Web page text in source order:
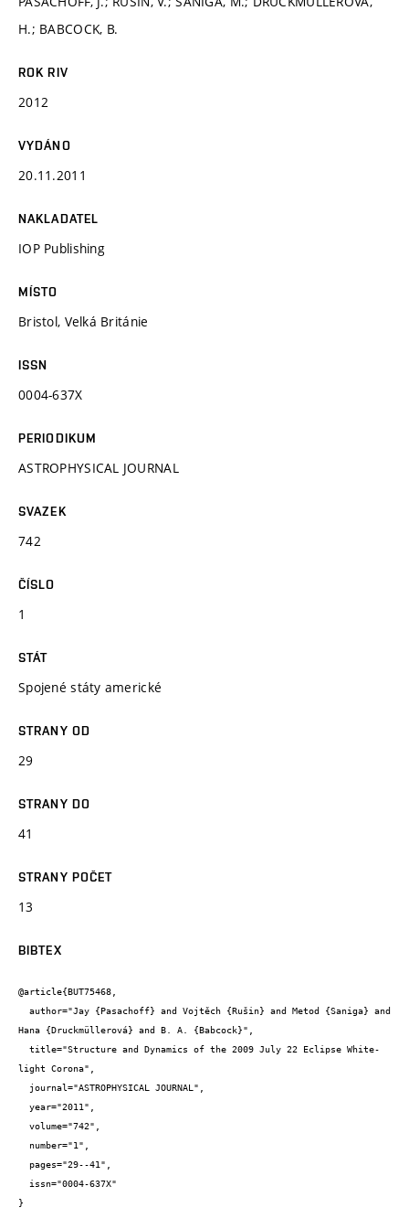
H.; BABCOCK, B.
ROK RIV
2012
VYDÁNO
20.11.2011
NAKLADATEL
IOP Publishing
MÍSTO
Bristol, Velká Británie
ISSN
0004-637X
PERIODIKUM
ASTROPHYSICAL JOURNAL
SVAZEK
742
ČÍSLO
1
STÁT
Spojené státy americké
STRANY OD
29
STRANY DO
41
STRANY POČET
13
BIBTEX
@article{BUT75468,
Hana {Druckmüllerová} and B. A. {Babcock}",
light Corona",
}